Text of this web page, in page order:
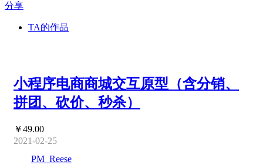
分享
TA的作品
小程序电商商城交互原型（含分销、
拼团、砍价、秒杀）
￥49.00
2021-02-25
PM_Reese